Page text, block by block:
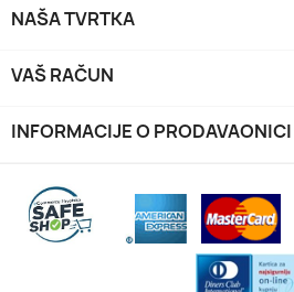
NAŠA TVRTKA
VAŠ RAČUN
INFORMACIJE O PRODAVAONICI